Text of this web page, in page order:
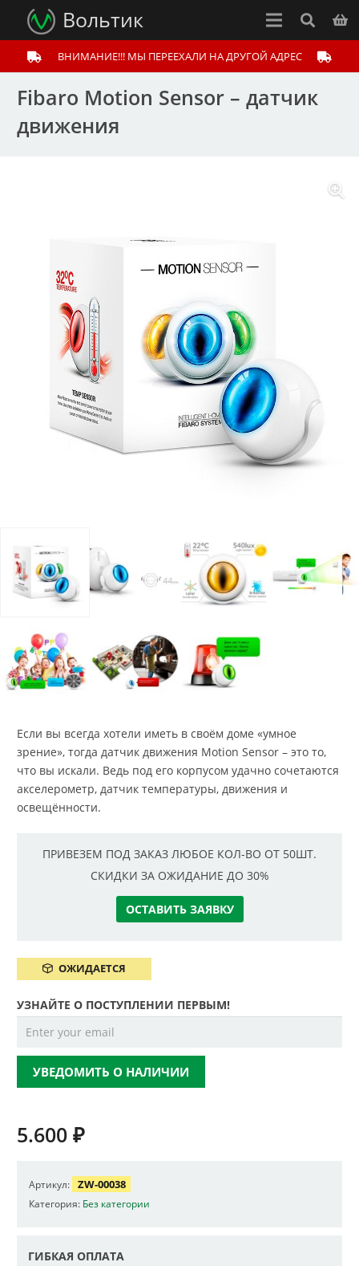
Вольтик
ВНИМАНИЕ!!! МЫ ПЕРЕЕХАЛИ НА ДРУГОЙ АДРЕС
Fibaro Motion Sensor – датчик
движения
Если вы всегда хотели иметь в своём доме «умное
зрение», тогда датчик движения Motion Sensor – это то,
что вы искали. Ведь под его корпусом удачно сочетаются
акселерометр, датчик температуры, движения и
освещённости.
ПРИВЕЗЕМ ПОД ЗАКАЗ ЛЮБОЕ КОЛ-ВО ОТ 50ШТ.
СКИДКИ ЗА ОЖИДАНИЕ ДО 30%
ОСТАВИТЬ ЗАЯВКУ
ОЖИДАЕТСЯ
УЗНАЙТЕ О ПОСТУПЛЕНИИ ПЕРВЫМ!
УВЕДОМИТЬ О НАЛИЧИИ
5.600 ₽
Артикул: ZW-00038
Категория: Без категории
ГИБКАЯ ОПЛАТА